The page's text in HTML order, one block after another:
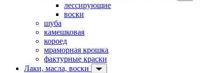
лессирующие
воски
шуба
камешковая
короед
мраморная крошка
фактурные краски
Лаки, масла, воски